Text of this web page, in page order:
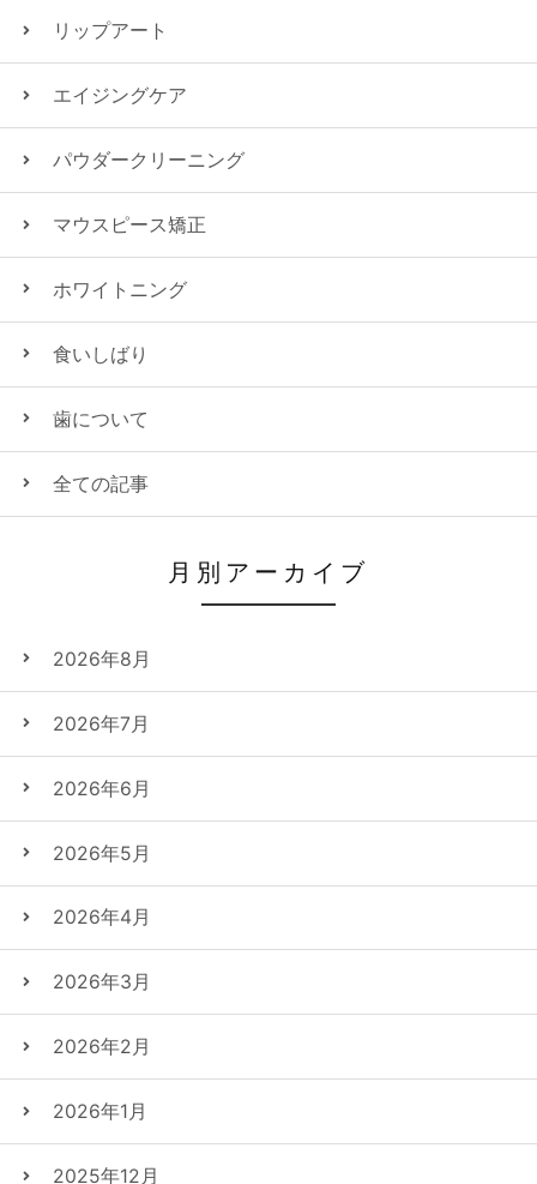
リップアート
エイジングケア
パウダークリーニング
マウスピース矯正
ホワイトニング
食いしばり
歯について
全ての記事
月別アーカイブ
2026年8月
2026年7月
2026年6月
2026年5月
2026年4月
2026年3月
2026年2月
2026年1月
2025年12月